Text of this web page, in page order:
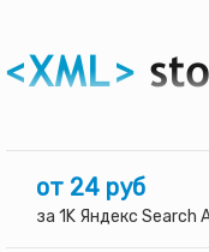
от 24 руб
за 1K Яндекс Search